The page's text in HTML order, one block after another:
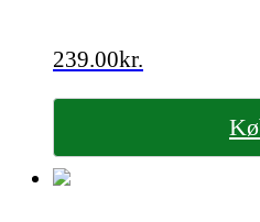
239.00kr.